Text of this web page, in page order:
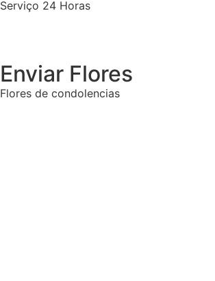
Serviço 24 Horas
Enviar Flores
Flores de condolencias